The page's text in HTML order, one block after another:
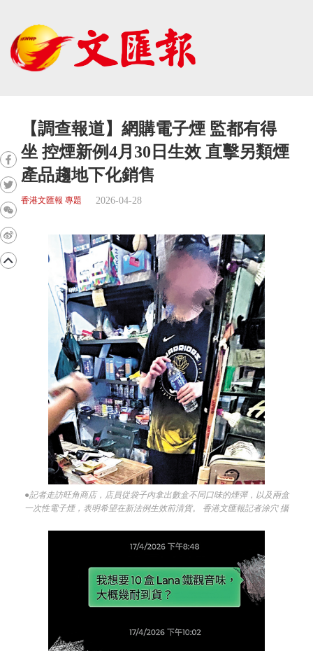
【調查報道】網購電子煙 監都有得
坐 控煙新例4月30日生效 直擊另類煙
產品趨地下化銷售
香港文匯報 專題 2026-04-28
●記者走訪旺角商店，店員從袋子內拿出數盒不同口味的煙彈，以及兩盒
一次性電子煙，表明希望在新法例生效前清貨。 香港文匯報記者涂穴 攝